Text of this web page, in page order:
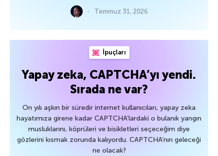
Temmuz 31, 2026
İpuçları
Yapay zeka, CAPTCHA’yı yendi.
Sırada ne var?
On yılı aşkın bir süredir internet kullanıcıları, yapay zeka
hayatımıza girene kadar CAPTCHA’lardaki o bulanık yangın
musluklarını, köprüleri ve bisikletleri seçeceğim diye
gözlerini kısmak zorunda kalıyordu. CAPTCHA’nın geleceği
ne olacak?